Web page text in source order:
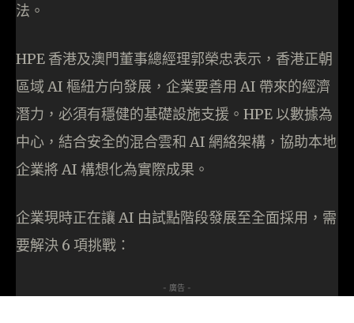
法。
HPE 香港及澳門董事總經理郭榮忠表示，香港正朝
區域 AI 樞紐方向發展，企業要善用 AI 帶來的經濟
潛力，必須有穩健的基礎設施支援。HPE 以數據為
中心，結合安全的混合雲和 AI 網絡架構，協助本地
企業將 AI 構想化為實際成果。
企業現時正在讓 AI 由試點階段發展至全面採用，需
要解決 6 項挑戰：
- 廣告 -